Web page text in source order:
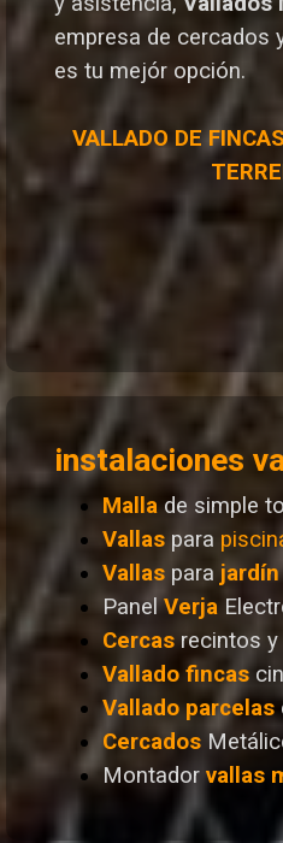
empresa de cercados
es tu mejór opción.
VALLADO DE
instalaciones
Malla de simple
Vallas para
Vallas para jardín
PanelVerja
Cercas recintos y
Vallado fincas
Vallado parcelas
Cercados
Montador vallas